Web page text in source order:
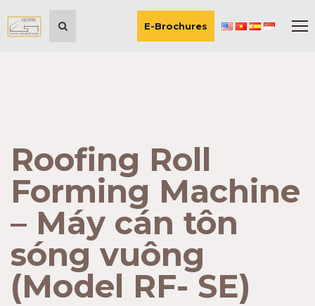
E-Brochures
Roofing Roll
Forming Machine
– Máy cán tôn
sóng vuông
(Model RF- SE)